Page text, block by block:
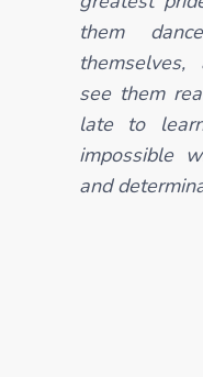
them
see them
late to
impossible
and